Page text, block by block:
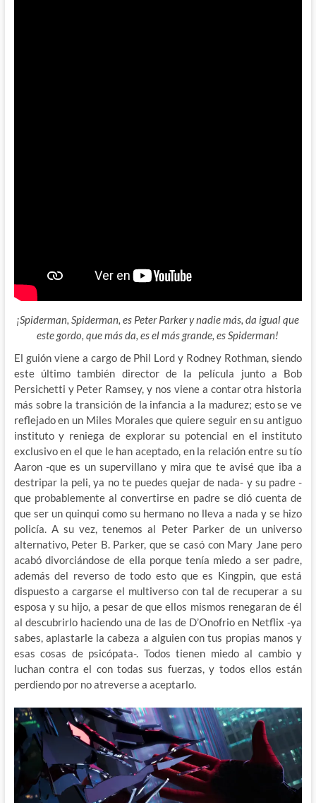
¡Spiderman, Spiderman, es Peter Parker y nadie más, da igual que
este gordo, que más da, es el más grande, es Spiderman!
El guión viene a cargo de Phil Lord y Rodney Rothman, siendo
este último también director de la película junto a Bob
Persichetti y Peter Ramsey, y nos viene a contar otra historia
más sobre la transición de la infancia a la madurez; esto se ve
reflejado en un Miles Morales que quiere seguir en su antiguo
instituto y reniega de explorar su potencial en el instituto
exclusivo en el que le han aceptado, en la relación entre su tío
Aaron -que es un supervillano y mira que te avisé que iba a
destripar la peli, ya no te puedes quejar de nada- y su padre -
que probablemente al convertirse en padre se dió cuenta de
que ser un quinqui como su hermano no lleva a nada y se hizo
policía. A su vez, tenemos al Peter Parker de un universo
alternativo, Peter B. Parker, que se casó con Mary Jane pero
acabó divorciándose de ella porque tenía miedo a ser padre,
además del reverso de todo esto que es Kingpin, que está
dispuesto a cargarse el multiverso con tal de recuperar a su
esposa y su hijo, a pesar de que ellos mismos renegaran de él
al descubrirlo haciendo una de las de D’Onofrio en Netflix -ya
sabes, aplastarle la cabeza a alguien con tus propias manos y
esas cosas de psicópata-. Todos tienen miedo al cambio y
luchan contra el con todas sus fuerzas, y todos ellos están
perdiendo por no atreverse a aceptarlo.